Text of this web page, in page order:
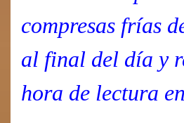
compresas frías
al final del día y
hora de lectura